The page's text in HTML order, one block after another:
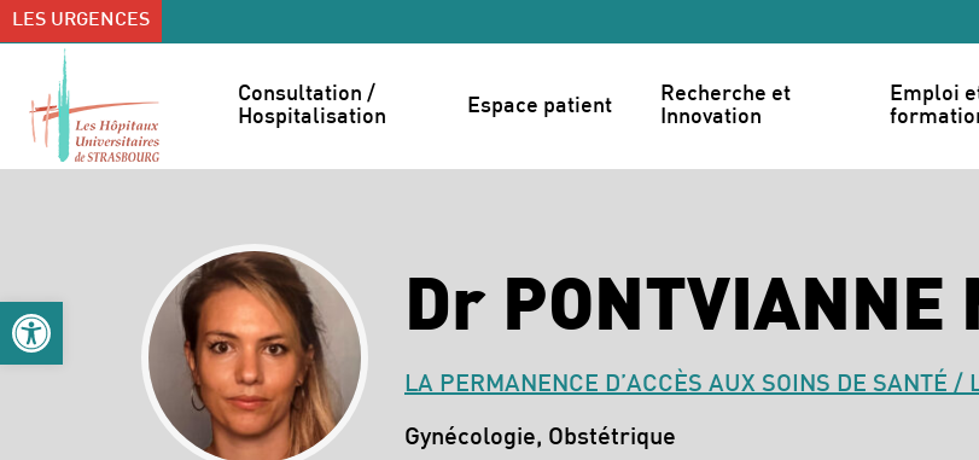
Ouvrir la barre d’outils
Accéder au contenu
Accéder au menu
LES URGENCES
Consultation /
Hospitalisation
Espace patient
Recherche et
Innovation
Emploi
Dr PONTVIANNE
LA PERMANENCE D’ACCÈS AUX SOINS DE SANTÉ /
Spécialités :
Gynécologie, Obstétrique